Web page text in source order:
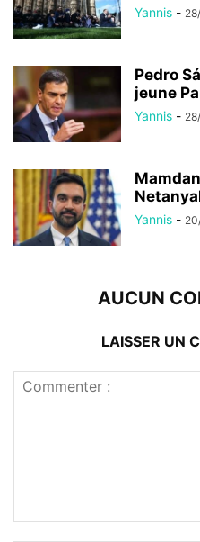
Yannis -
Pedro
jeune
Yannis -
Yannis -
AUCUN
LAISSER UN